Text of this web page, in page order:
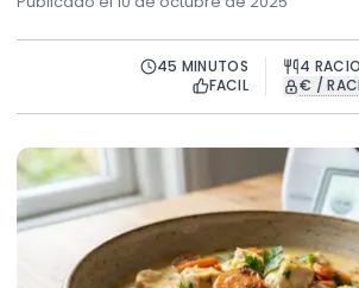
45 MINUTOS
FACIL
4
€ /